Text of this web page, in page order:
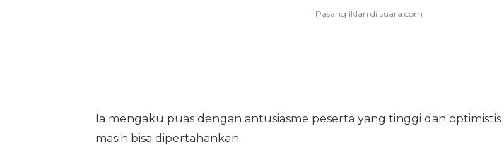
Ia mengaku puas dengan antusiasme peserta yang tinggi dan optimistis
masih bisa dipertahankan.